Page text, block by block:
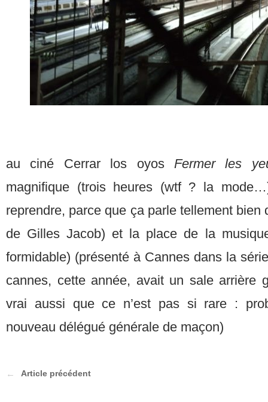
au ciné Cerrar los oyos Fermer les
magnifique (trois heures (wtf ? la
reprendre, parce que ça parle tellement bien
de Gilles Jacob) et la place de la
formidable) (présenté à Cannes dans la
cannes, cette année, avait un sale arrière
vrai aussi que ce n’est pas si rare :
nouveau délégué générale de maçon)
Article précédent